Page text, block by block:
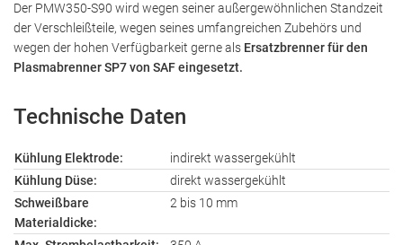
Der PMW350-S90 wird wegen seiner außergewöhnlichen Standzeit
der Verschleißteile, wegen seines umfangreichen Zubehörs und
wegen der hohen Verfügbarkeit gerne als Ersatzbrenner für den
Plasmabrenner SP7 von SAF eingesetzt.
Technische Daten
Kühlung Elektrode:
indirekt wassergekühlt
Kühlung Düse:
direkt wassergekühlt
Schweißbare
Materialdicke:
2 bis 10 mm